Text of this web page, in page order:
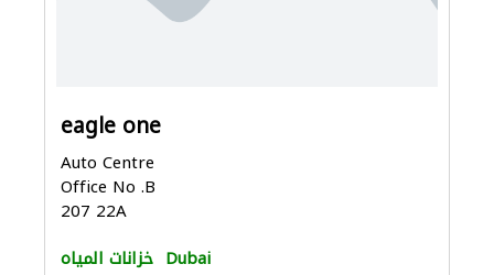
eagle one
Auto Centre
Office No .B
207 22A
خزانات المياه Dubai